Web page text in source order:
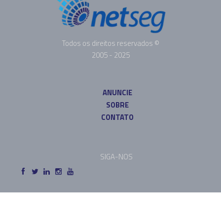
Todos os direitos reservados ©
2005 - 2025
ANUNCIE
SOBRE
CONTATO
SIGA-NOS